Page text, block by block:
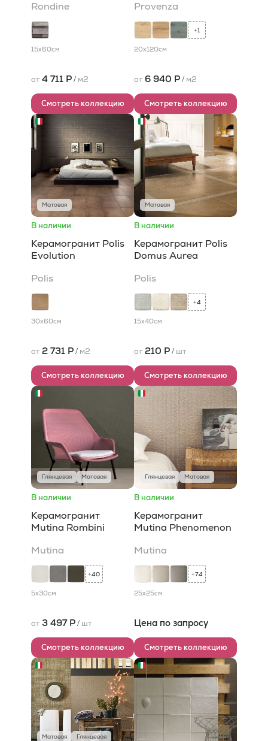
Rondine
15x60см
от 4 711 Р/ м2
Смотреть коллекцию
Provenza
+1
20x120см
от 6 940 Р/ м2
Смотреть коллекцию
Матовая
В наличии
Керамогранит Polis
Evolution
Polis
30x60см
от 2 731 Р/ м2
Смотреть коллекцию
Матовая
В наличии
Керамогранит Polis
Domus Aurea
Polis
+4
15x40см
от 210 Р/ шт
Смотреть коллекцию
Глянцевая Матовая
В наличии
Керамогранит
Mutina Rombini
Mutina
+40
5x30см
от 3 497 Р/ шт
Смотреть коллекцию
Глянцевая Матовая
В наличии
Керамогранит
Mutina Phenomenon
Mutina
+74
25x25см
Цена по запросу
Смотреть коллекцию
Матовая
Глянцевая